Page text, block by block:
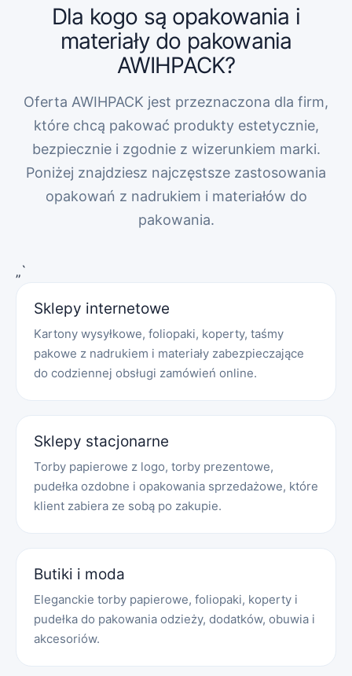
Dla kogo są opakowania i
materiały do pakowania
AWIHPACK?
Oferta AWIHPACK jest przeznaczona dla firm,
które chcą pakować produkty estetycznie,
bezpiecznie i zgodnie z wizerunkiem marki.
Poniżej znajdziesz najczęstsze zastosowania
opakowań z nadrukiem i materiałów do
pakowania.
„`
Sklepy internetowe
Kartony wysyłkowe, foliopaki, koperty, taśmy
pakowe z nadrukiem i materiały zabezpieczające
do codziennej obsługi zamówień online.
Sklepy stacjonarne
Torby papierowe z logo, torby prezentowe,
pudełka ozdobne i opakowania sprzedażowe, które
klient zabiera ze sobą po zakupie.
Butiki i moda
Eleganckie torby papierowe, foliopaki, koperty i
pudełka do pakowania odzieży, dodatków, obuwia i
akcesoriów.